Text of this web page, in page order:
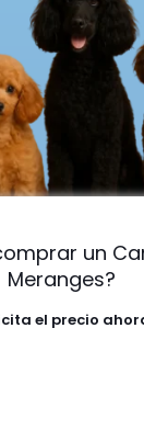
un
Meranges?
el precio